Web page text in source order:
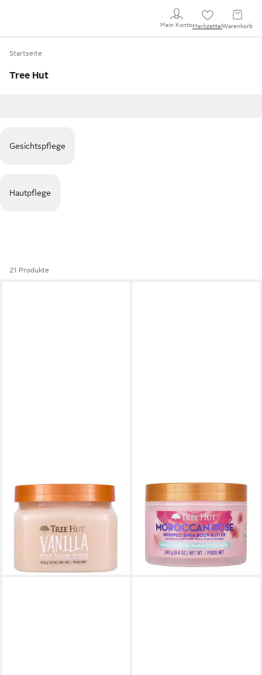
Mein KontoMerkzettel Warenkorb
Startseite
Tree Hut
Gesichtspflege
Hautpflege
21 Produkte
Körperpflegemittel Tree Hut
Vanilla Shea Sugar Scrub –
Körperpeeling - 510 g
(31,35 €/ 1 kg)
lieferbar - in 2-3 Werktagen bei dir
Körperpflegemittel
Marokkanische rosa Souffl-
Körperbutter
22,98 €
(95,75 €/ 1 kg)
lieferbar - in 9-11 Werktagen bei
dir